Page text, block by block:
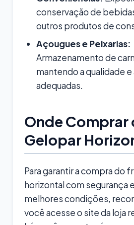
conservação de
outros produtos de
Açougues e Peixarias:
Armazenamento de
mantendo a qualidade
adequadas.
Onde Comprar
Gelopar
Para garantir a compra do
horizontal com segurança
melhores condições,
você acesse o site da loja